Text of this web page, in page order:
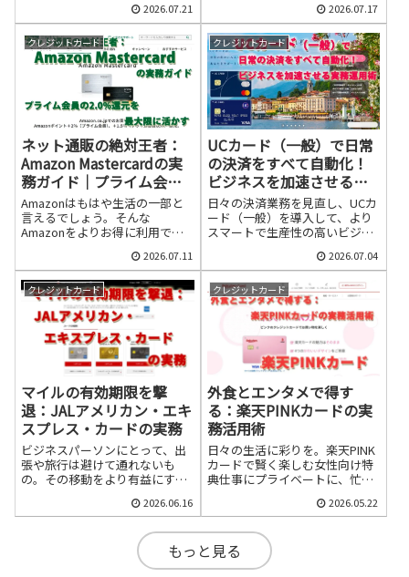
2026.07.21
ール・アメリカン・エキスプレ
ス・カード（以下、セゾンパー
ル）」です。
2026.07.17
クレジットカード
ネット通販の絶対王者：
Amazon Mastercardの実
務ガイド｜プライム会員
の2.0%還元を最大限に活
かす
Amazonはもはや生活の一部と
言えるでしょう。そんな
Amazonをよりお得に利用でき
です。特にAmazonプライム会
員であれば、Amazonでの利用
時に常時2.0%という驚異的な還
元率を享受できます。
2026.07.11
クレジットカード
UCカード（一般）で日常
の決済をすべて自動化！
ビジネスを加速させる実
務運用術
日々の決済業務を見直し、UCカ
ード（一般）を導入して、より
スマートで生産性の高いビジネ
2026.07.04
クレジットカード
マイルの有効期限を撃
退：JALアメリカン・エキ
スプレス・カードの実務
ビジネスパーソンにとって、出
張や旅行は避けて通れないも
の。その移動をより有益にする
用は必須と言えるでしょう。特
に、JALマイレージバンク
（JMB）とアメリカン・エキス
プレス（アメックス）の提携カ
ードは、マイルを効率的に貯め
2026.06.16
クレジットカード
外食とエンタメで得す
る：楽天PINKカードの実
務活用術
日々の生活に彩りを。楽天PINK
カードで賢く楽しむ女性向け特
典仕事にプライベートに、忙し
ネスパーソン女性の皆さん。限
られた時間とお金を、どうせな
ら最大限に活用したいですよ
ね。そんなあなたに、今回は
「楽天PINKカード」の女性向け
2026.05.22
もっと見る